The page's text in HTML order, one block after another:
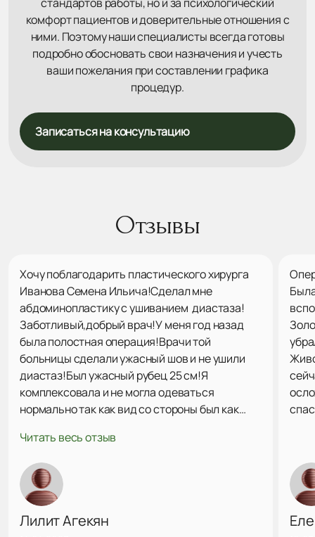
комфорт пациентов и доверительные отношения с
ними. Поэтому наши специалисты всегда готовы
подробно обосновать свои назначения и учесть
ваши пожелания при составлении графика
процедур.
Записаться на консультацию
Отзывы
Хочу поблагодарить пластического хирурга
Иванова Семена Ильича!Сделал мне
абдоминопластику с ушиванием диастаза!
Заботливый,добрый врач!У меня год назад
была полостная операция!Врачи той
больницы сделали ужасный шов и не ушили
диастаз!Был ужасный рубец 25 см!Я
комплексовала и не могла одеваться
нормально так как вид со стороны был как
доктор Иванов Семен Ильич всё исправил!
Пока прохожу реабилитацию после операции
и есть отеки ,но я уже чувствую уверенность в
себе и счастлива что могу одевать любую
одежду и не буду комплексовать надевая
обтягивающую одежду!Спасибо доктор!
Читать весь отзыв
Лилит Агекян